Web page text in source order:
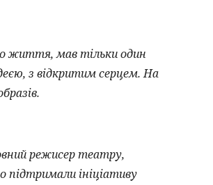
життя, мав тільки один
з відкритим серцем. На
режисер театру,
підтримали ініціативу